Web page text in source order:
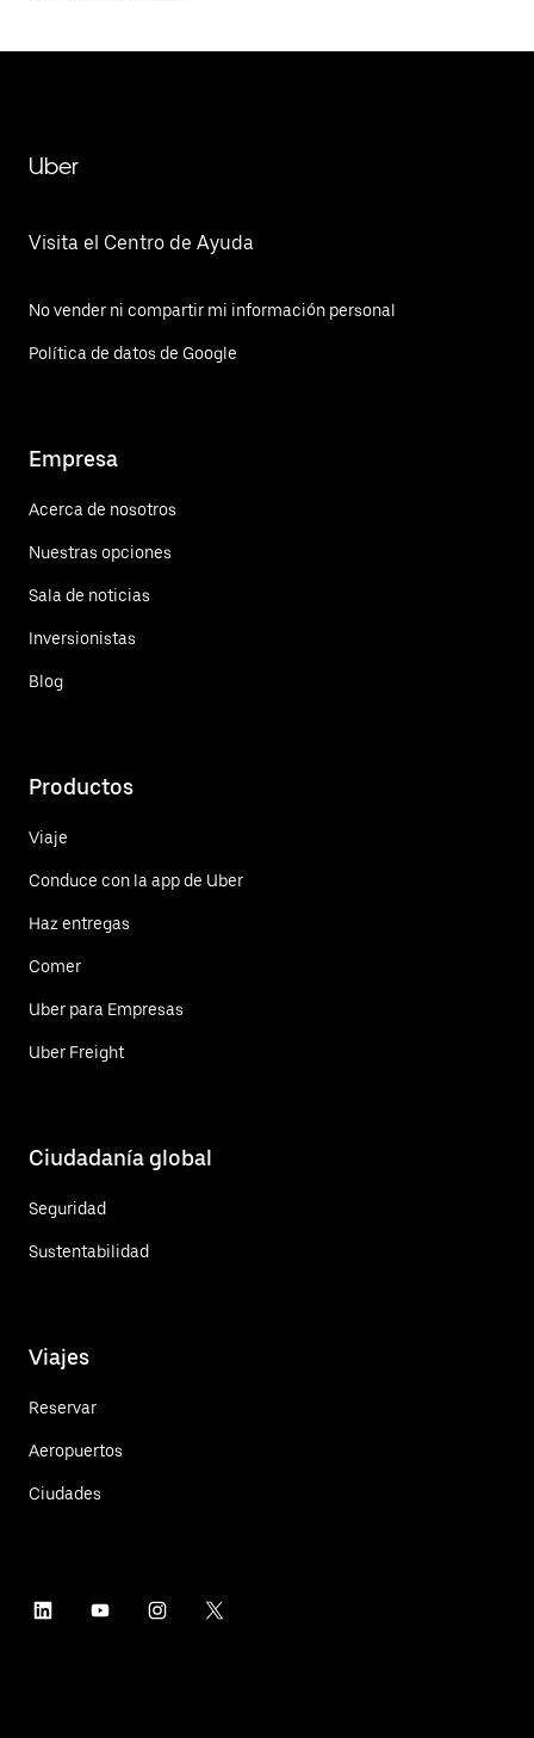
Uber
Visita el Centro de Ayuda
No vender ni compartir mi información personal
Política de datos de Google
Empresa
Acerca de nosotros
Nuestras opciones
Sala de noticias
Inversionistas
Blog
Productos
Viaje
Conduce con la app de Uber
Haz entregas
Comer
Uber para Empresas
Uber Freight
Ciudadanía global
Seguridad
Sustentabilidad
Viajes
Reservar
Aeropuertos
Ciudades